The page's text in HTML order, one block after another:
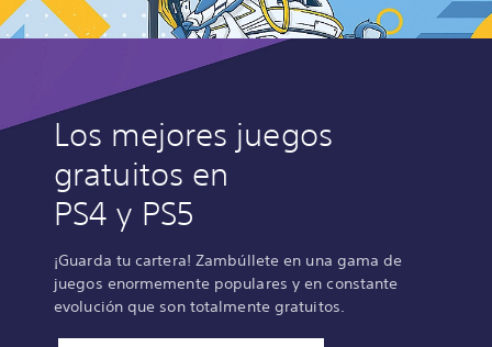
Los mejores juegos
gratuitos en
PS4 y PS5
¡Guarda tu cartera! Zambúllete en una gama de
juegos enormemente populares y en constante
evolución que son totalmente gratuitos.